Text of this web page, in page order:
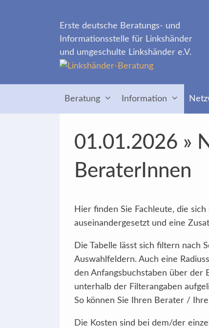
Erste deutsche Beratungs- und
Informationsstelle für Linkshänder
und umgeschulte Linkshänder e.V.
Beratung Information
01.01.2026 »
BeraterInnen
Hier finden Sie Fachleute, die
auseinandergesetzt und eine
Die Tabelle lässt sich filtern nach
Auswahlfeldern. Auch eine
den Anfangsbuchstaben über der
unterhalb der Filterangaben
So können Sie Ihren Berater /
Die Kosten sind bei dem/der